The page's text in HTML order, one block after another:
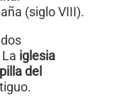
(siglo VIII).
iglesia
del